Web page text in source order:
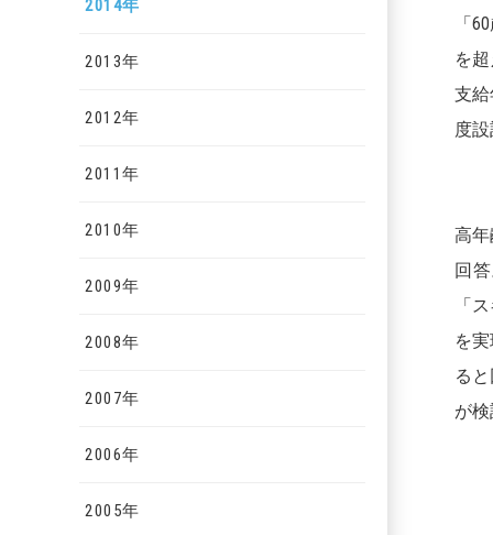
2014年
2013年
2012年
2011年
2010年
2009年
2008年
2007年
2006年
2005年
「
を
支
度
高
回
「
を
る
が